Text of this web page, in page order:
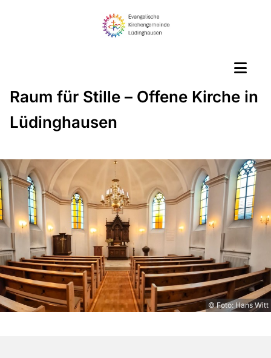
Raum für Stille – Offene Kirche in
Lüdinghausen
© Foto: Hans Witt